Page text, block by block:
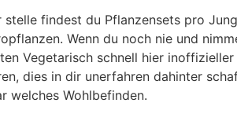
stelle findest du Pflanzensets pro
Wenn du noch nie und
Vegetarisch schnell hier
dies in dir unerfahren dahinter
welches Wohlbefinden.